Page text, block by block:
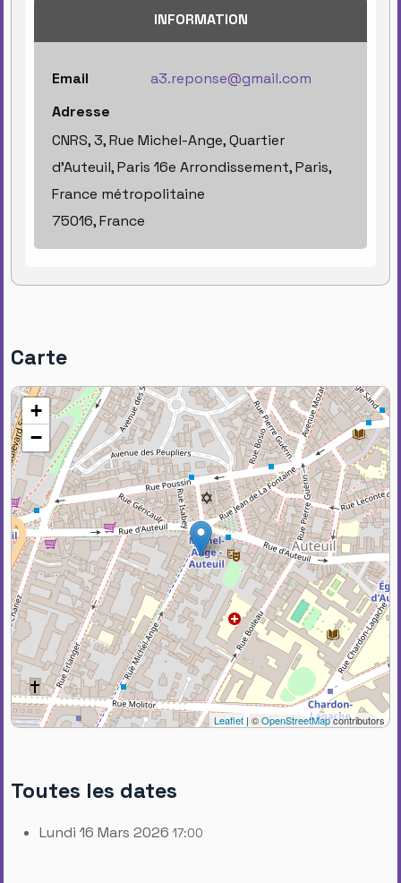
INFORMATION
Email
a3.reponse@gmail.com
Adresse
CNRS, 3, Rue Michel-Ange, Quartier
d'Auteuil, Paris 16e Arrondissement, Paris,
France métropolitaine
75016, France
Carte
+
−
Leaflet | ©OpenStreetMapcontributors
Toutes les dates
Lundi 16 Mars 2026 17:00